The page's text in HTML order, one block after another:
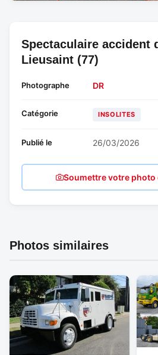
Spectaculaire accident
Lieusaint (77)
Photographe DR
Catégorie INSOLITES
Publié le 26/03/2026
Soumettre votre photo
Photos similaires